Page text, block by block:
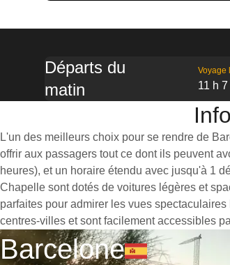
Départs du
matin
Voyage
11 h
L'un des meilleurs choix pour se rendre de
offrir aux passagers tout ce dont ils peuvent
heures), et un horaire étendu avec jusqu'à 1
Chapelle sont dotés de voitures légères et
parfaites pour admirer les vues
centres-villes et sont facilement accessibles
Barcelone